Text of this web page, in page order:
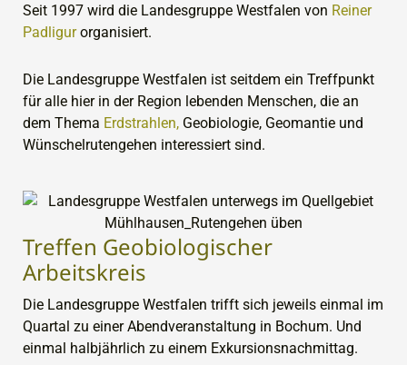
Seit 1997 wird die Landesgruppe Westfalen von Reiner
Padligurorganisiert.
Die Landesgruppe Westfalen ist seitdem ein Treffpunkt
für alle hier in der Region lebenden Menschen, die an
dem Thema Erdstrahlen, Geobiologie, Geomantie und
Wünschelrutengehen interessiert sind.
Treffen Geobiologischer
Arbeitskreis
Die Landesgruppe Westfalen trifft sich jeweils einmal im
Quartal zu einer Abendveranstaltung in Bochum. Und
einmal halbjährlich zu einem Exkursionsnachmittag.